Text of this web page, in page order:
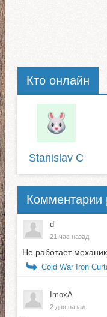
Кто онлайн
Stanislav C
Комментарии
d
21 час назад
Не работает
Cold War Iron
ImoxA
2 дня назад